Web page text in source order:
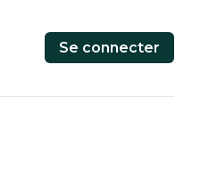
Se connecter